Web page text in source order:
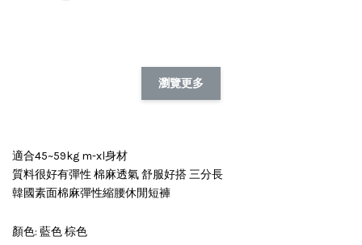
瀏覽更多
適合45~59kg m-xl身材
質料很好有彈性 棉麻透氣 舒服好搭 三分長
韓國素面棉麻彈性縮腰休閒短褲
顏色: 藍色 棕色